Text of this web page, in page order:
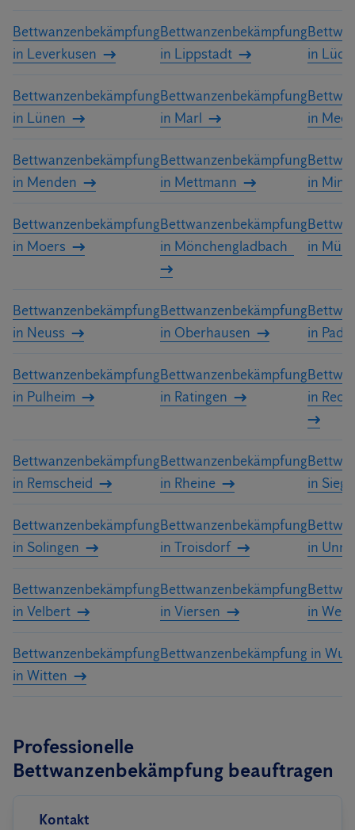
Bettwanzenbekämpfung
in Leverkusen
Bettwanzenbekämpfung
in Lippstadt
in
Bettwanzenbekämpfung
in Lünen
Bettwanzenbekämpfung
in Marl
in
Bettwanzenbekämpfung
in Menden
Bettwanzenbekämpfung
in Mettmann
in
Bettwanzenbekämpfung
in Moers
Bettwanzenbekämpfung
in Mönchengladbach
in
Bettwanzenbekämpfung
in Neuss
Bettwanzenbekämpfung
in Oberhausen
in
Bettwanzenbekämpfung
in Pulheim
Bettwanzenbekämpfung
in Ratingen
in
Bettwanzenbekämpfung
in Remscheid
Bettwanzenbekämpfung
in Rheine
in
Bettwanzenbekämpfung
in Solingen
Bettwanzenbekämpfung
in Troisdorf
in Unna
Bettwanzenbekämpfung
in Velbert
Bettwanzenbekämpfung
in Viersen
in
Bettwanzenbekämpfung
in Witten
Bettwanzenbekämpfung in
Professionelle
Bettwanzenbekämpfung beauftragen
Kontakt